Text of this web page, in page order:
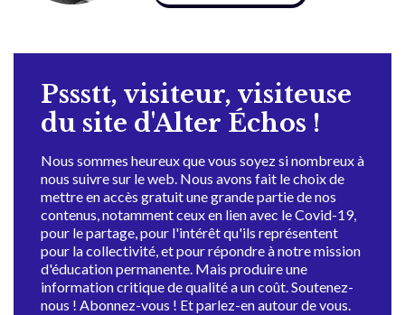
Pssstt, visiteur, visiteuse
du site d'Alter Échos !
Nous sommes heureux que vous soyez si nombreux à
nous suivre sur le web. Nous avons fait le choix de
mettre en accès gratuit une grande partie de nos
contenus, notamment ceux en lien avec le Covid-19,
pour le partage, pour l'intérêt qu'ils représentent
pour la collectivité, et pour répondre à notre mission
d'éducation permanente. Mais produire une
information critique de qualité a un coût. Soutenez-
nous ! Abonnez-vous ! Et parlez-en autour de vous.